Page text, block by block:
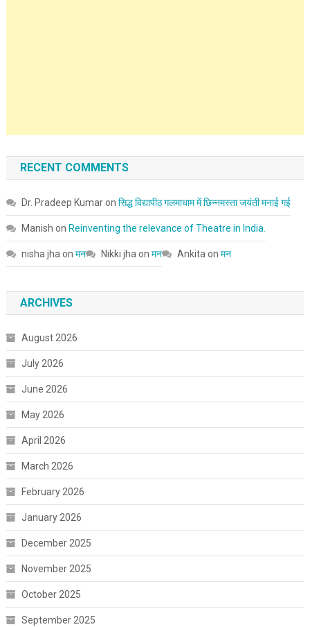
RECENT COMMENTS
Dr. Pradeep Kumaron सिद्ध विद्यापीठ गलमाधाम में छिन्नमस्ता जयंती मनाई गई
Manish on Reinventing the relevance of Theatre in India.
nisha jha on मन Nikki jha on मन Ankita on मन
ARCHIVES
August 2026
July 2026
June 2026
May 2026
April 2026
March 2026
February 2026
January 2026
December 2025
November 2025
October 2025
September 2025